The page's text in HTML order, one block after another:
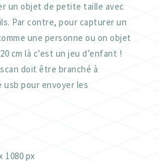
un objet de petite taille avec
Par contre, pour capturer un
une personne ou on objet
cm là c’est un jeu d’enfant !
doit être branché à
usb pour envoyer les
1080 px